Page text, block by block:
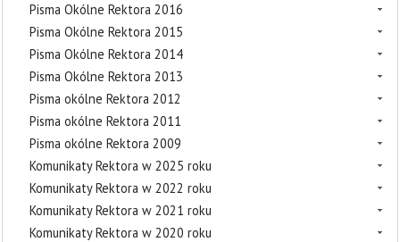
Pisma Okólne Rektora 2016
Pisma Okólne Rektora 2015
Pisma Okólne Rektora 2014
Pisma Okólne Rektora 2013
Pisma okólne Rektora 2012
Pisma okólne Rektora 2011
Pisma okólne Rektora 2009
Komunikaty Rektora w 2025 roku
Komunikaty Rektora w 2022 roku
Komunikaty Rektora w 2021 roku
Komunikaty Rektora w 2020 roku